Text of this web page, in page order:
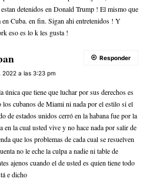
detenidos en Donald Trump ! El mismo que
en Cuba. en fin. Sigan ahi entretenidos ! Y
eso es lo k les gusta !
2022 a las 3:23 pm
única que tiene que luchar por sus derechos es
los cubanos de Miami ni nada por el estilo si el
de estados unidos cerró en la habana fue por la
en la cual usted vive y no hace nada por salir de
que los problemas de cada cual se resuelven
no le eche la culpa a nadie ni table de
ajenos cuando el de usted es quien tiene todo
e dicho
Responder